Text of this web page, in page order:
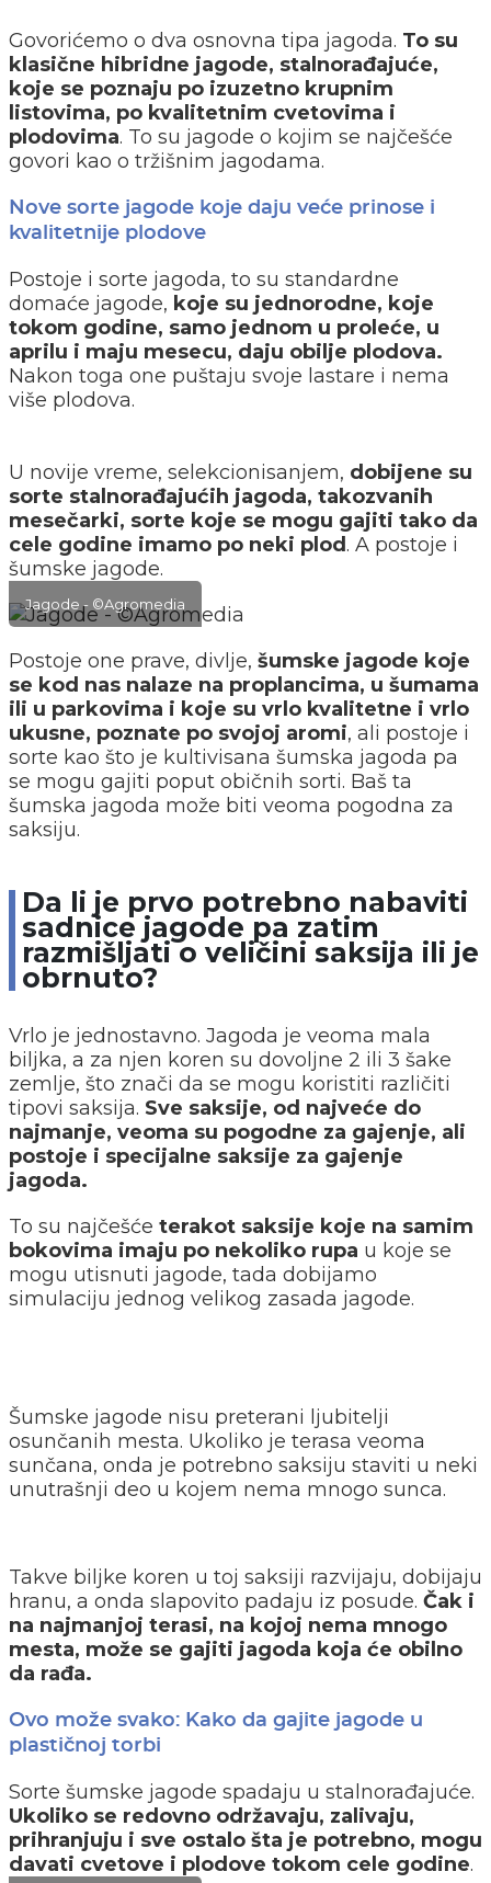
Govorićemo o dva osnovna tipa jagoda. To su
klasične hibridne jagode, stalnorađajuće,
koje se poznaju po izuzetno krupnim
listovima, po kvalitetnim cvetovima i
plodovima. To su jagode o kojim se najčešće
govori kao o tržišnim jagodama.
Nove sorte jagode koje daju veće prinose i
kvalitetnije plodove
Postoje i sorte jagoda, to su standardne
domaće jagode, koje su jednorodne, koje
tokom godine, samo jednom u proleće, u
aprilu i maju mesecu, daju obilje plodova.
Nakon toga one puštaju svoje lastare i nema
više plodova.
U novije vreme, selekcionisanjem, dobijene su
sorte stalnorađajućih jagoda, takozvanih
mesečarki, sorte koje se mogu gajiti tako da
cele godine imamo po neki plod. A postoje i
šumske jagode.
Jagode - ©Agromedia
Postoje one prave, divlje, šumske jagode koje
se kod nas nalaze na proplancima, u šumama
ili u parkovima i koje su vrlo kvalitetne i vrlo
ukusne, poznate po svojoj aromi, ali postoje i
sorte kao što je kultivisana šumska jagoda pa
se mogu gajiti poput običnih sorti. Baš ta
šumska jagoda može biti veoma pogodna za
saksiju.
Da li je prvo potrebno nabaviti
sadnice jagode pa zatim
razmišljati o veličini saksija ili je
obrnuto?
Vrlo je jednostavno. Jagoda je veoma mala
biljka, a za njen koren su dovoljne 2 ili 3 šake
zemlje, što znači da se mogu koristiti različiti
tipovi saksija. Sve saksije, od najveće do
najmanje, veoma su pogodne za gajenje, ali
postoje i specijalne saksije za gajenje
jagoda.
To su najčešće terakot saksije koje na samim
bokovima imaju po nekoliko rupa u koje se
mogu utisnuti jagode, tada dobijamo
simulaciju jednog velikog zasada jagode.
Šumske jagode nisu preterani ljubitelji
osunčanih mesta. Ukoliko je terasa veoma
sunčana, onda je potrebno saksiju staviti u neki
unutrašnji deo u kojem nema mnogo sunca.
Takve biljke koren u toj saksiji razvijaju, dobijaju
hranu, a onda slapovito padaju iz posude. Čak i
na najmanjoj terasi, na kojoj nema mnogo
mesta, može se gajiti jagoda koja će obilno
da rađa.
Ovo može svako: Kako da gajite jagode u
plastičnoj torbi
Sorte šumske jagode spadaju u stalnorađajuće.
Ukoliko se redovno održavaju, zalivaju,
prihranjuju i sve ostalo šta je potrebno, mogu
davati cvetove i plodove tokom cele godine.